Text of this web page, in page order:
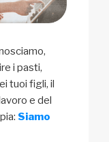
i pasti,
tuoi figli, il
e del
Siamo